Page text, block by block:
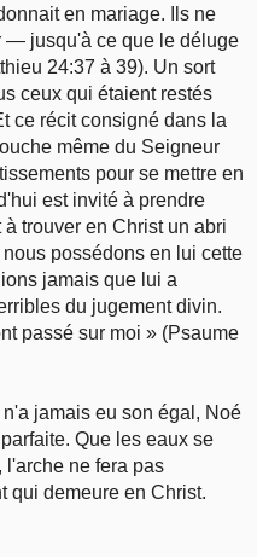
en mariage. Ils ne
jusqu'à ce que le déluge
24:37 à 39). Un sort
ceux qui étaient restés
ce récit consigné dans la
même du Seigneur
pour se mettre en
est invité à prendre
trouver en Christ un abri
possédons en lui cette
jamais que lui a
du jugement divin.
passé sur moi » (Psaume
jamais eu son égal, Noé
Que les eaux se
l'arche ne fera pas
qui demeure en Christ.